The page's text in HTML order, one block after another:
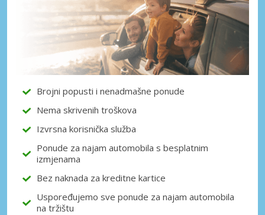
Prijava putem eLinka
Brojni popusti i nenadmašne ponude
Nema skrivenih troškova
Izvrsna korisnička služba
Ponude za najam automobila s besplatnim
izmjenama
Bez naknada za kreditne kartice
Uspoređujemo sve ponude za najam automobila
na tržištu